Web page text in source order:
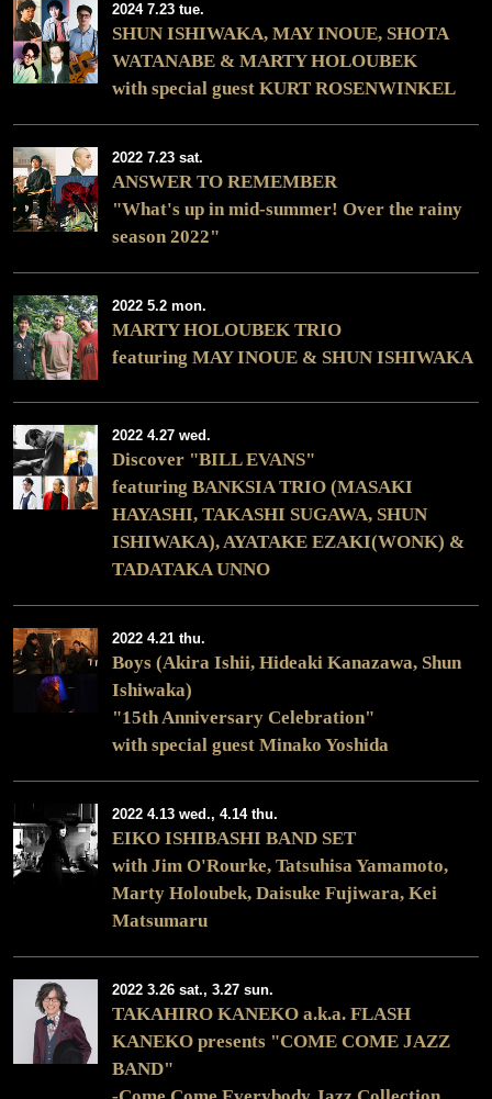
2024 7.23 tue.
SHUN ISHIWAKA, MAY INOUE, SHOTA
WATANABE & MARTY HOLOUBEK
with special guest KURT ROSENWINKEL
2022 7.23 sat.
ANSWER TO REMEMBER
"What's up in mid-summer! Over the rainy
season 2022"
2022 5.2 mon.
MARTY HOLOUBEK TRIO
featuring MAY INOUE & SHUN ISHIWAKA
2022 4.27 wed.
Discover "BILL EVANS"
featuring BANKSIA TRIO (MASAKI
HAYASHI, TAKASHI SUGAWA, SHUN
ISHIWAKA), AYATAKE EZAKI(WONK) &
TADATAKA UNNO
2022 4.21 thu.
Boys (Akira Ishii, Hideaki Kanazawa, Shun
Ishiwaka)
"15th Anniversary Celebration"
with special guest Minako Yoshida
2022 4.13 wed., 4.14 thu.
EIKO ISHIBASHI BAND SET
with Jim O'Rourke, Tatsuhisa Yamamoto,
Marty Holoubek, Daisuke Fujiwara, Kei
Matsumaru
2022 3.26 sat., 3.27 sun.
TAKAHIRO KANEKO a.k.a. FLASH
KANEKO presents "COME COME JAZZ
BAND"